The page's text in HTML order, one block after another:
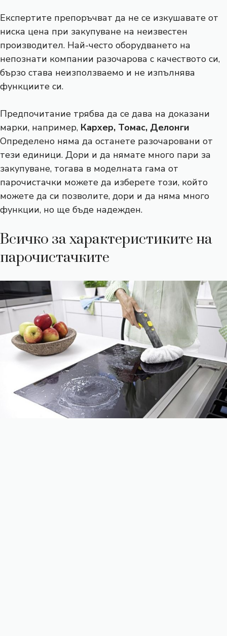
Експертите препоръчват да не се изкушавате от
ниска цена при закупуване на неизвестен
производител. Най-често оборудването на
непознати компании разочарова с качеството си,
бързо става неизползваемо и не изпълнява
функциите си.
Предпочитание трябва да се дава на доказани
марки, например, Кархер, Томас, Делонги
Определено няма да останете разочаровани от
тези единици. Дори и да нямате много пари за
закупуване, тогава в моделната гама от
парочистачки можете да изберете този, който
можете да си позволите, дори и да няма много
функции, но ще бъде надежден.
Всичко за характеристиките на
парочистачките